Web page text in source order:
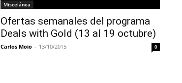
Miscelánea
Ofertas semanales del programa
Deals with Gold (13 al 19 octubre)
Carlos Moio - 13/10/2015 0